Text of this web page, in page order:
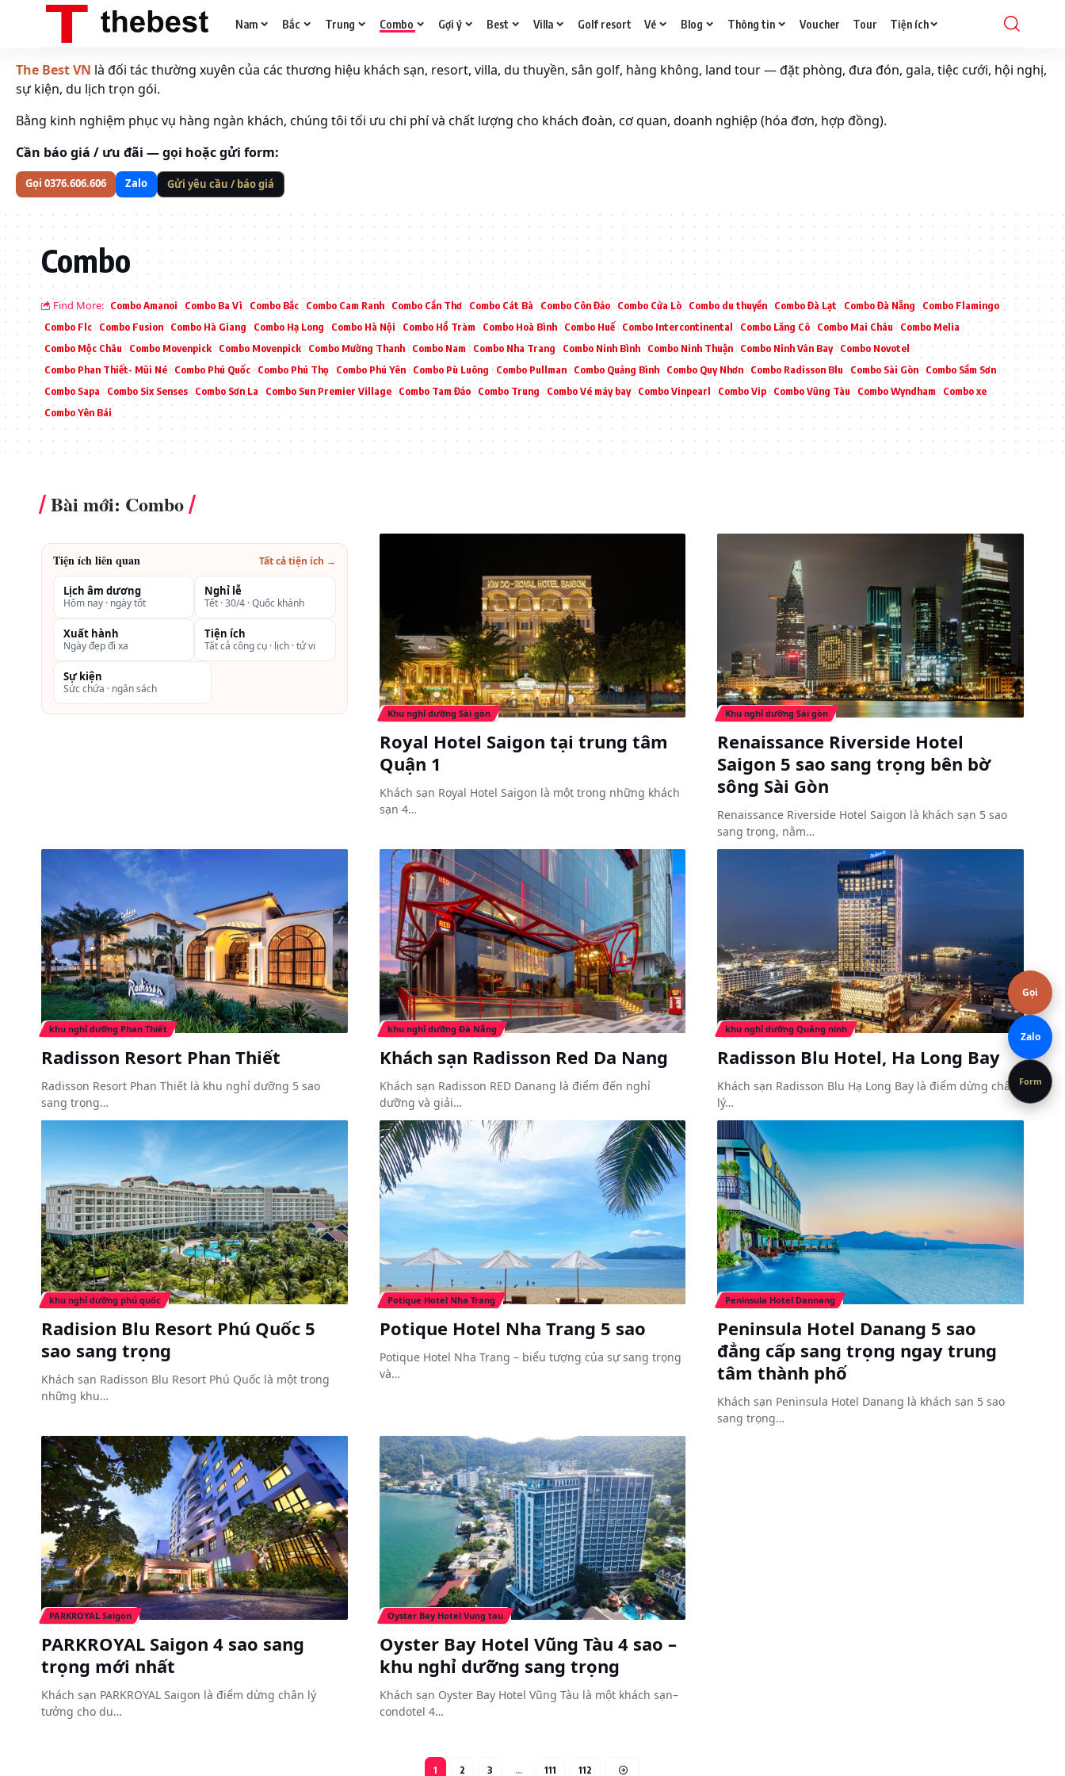
Nam Bắc Trung Combo Gợi ý Best Villa Golf resort Vé Blog Thông tin Voucher Tour Tiện ích
The Best VN là đối tác thường xuyên của các thương hiệu khách sạn, resort, villa, du thuyền, sân golf, hàng không, land tour — đặt phòng, đưa đón, gala, tiệc cưới, hội nghị,
sự kiện, du lịch trọn gói.
Bằng kinh nghiệm phục vụ hàng ngàn khách, chúng tôi tối ưu chi phí và chất lượng cho khách đoàn, cơ quan, doanh nghiệp (hóa đơn, hợp đồng).
Cần báo giá / ưu đãi — gọi hoặc gửi form:
Gọi 0376.606.606 Zalo Gửi yêu cầu / báo giá
Combo
Find More: Combo Amanoi Combo Ba Vì Combo Bắc Combo Cam Ranh Combo Cần Thơ Combo Cát Bà Combo Côn Đảo Combo Cửa Lò Combo du thuyền Combo Đà Lạt Combo Đà Nẵng
Combo Flamingo
Combo Flc
Combo Fusion Combo Hà Giang Combo Hạ Long Combo Hà Nội Combo Hồ Tràm Combo Hoà Bình Combo Huế Combo Intercontinental Combo Lăng Cô Combo Mai Châu
Combo Melia
Combo Mộc Châu
Combo Movenpick Combo Movenpick Combo Mường Thanh Combo Nam Combo Nha Trang Combo Ninh Bình Combo Ninh Thuận Combo Ninh Vân Bay
Combo Novotel
Combo Phan Thiết- Mũi Né
Combo Phú Quốc Combo Phú Thọ Combo Phú Yên Combo Pù Luông Combo Pullman Combo Quảng Bình Combo Quy Nhơn Combo Radisson Blu Combo Sài Gòn
Combo Sầm Sơn
Combo Sapa
Combo Six Senses Combo Sơn La Combo Sun Premier Village Combo Tam Đảo Combo Trung Combo Vé máy bay Combo Vinpearl Combo Vip Combo Vũng Tàu Combo Wyndham
Combo xe
Combo Yên Bái
Bài mới: Combo
Tiện ích liên quan Tất cả tiện ích →
Lịch âm dương
Hôm nay · ngày tốt
Nghỉ lễ
Tết · 30/4 · Quốc khánh
Xuất hành
Ngày đẹp đi xa
Tiện ích
Tất cả công cụ · lịch · tử vi
Sự kiện
Sức chứa · ngân sách
Khu nghỉ dưỡng Sài gòn
Royal Hotel Saigon tại trung tâm
Quận 1
Khách sạn Royal Hotel Saigon là một trong những khách
sạn 4…
Khu nghỉ dưỡng Sài gòn
Renaissance Riverside Hotel
Saigon 5 sao sang trọng bên bờ
sông Sài Gòn
Renaissance Riverside Hotel Saigon là khách sạn 5 sao
sang trọng, nằm…
khu nghỉ dưỡng Phan Thiết
Radisson Resort Phan Thiết
Radisson Resort Phan Thiết là khu nghỉ dưỡng 5 sao
sang trọng…
khu nghỉ dưỡng Đà Nẵng
Khách sạn Radisson Red Da Nang
Khách sạn Radisson RED Danang là điểm đến nghỉ
dưỡng và giải…
khu nghỉ dưỡng Quảng ninh
Radisson Blu Hotel, Ha Long Bay
Khách sạn Radisson Blu Hạ Long Bay là điểm dừng chân
lý…
khu nghỉ dưỡng phú quốc
Radision Blu Resort Phú Quốc 5
sao sang trọng
Khách sạn Radisson Blu Resort Phú Quốc là một trong
những khu…
Potique Hotel Nha Trang
Potique Hotel Nha Trang 5 sao
Potique Hotel Nha Trang – biểu tượng của sự sang trọng
và…
Peninsula Hotel Dannang
Peninsula Hotel Danang 5 sao
đẳng cấp sang trọng ngay trung
tâm thành phố
Khách sạn Peninsula Hotel Danang là khách sạn 5 sao
sang trọng…
PARKROYAL Saigon
PARKROYAL Saigon 4 sao sang
trọng mới nhất
Khách sạn PARKROYAL Saigon là điểm dừng chân lý
tưởng cho du…
Oyster Bay Hotel Vung tau
Oyster Bay Hotel Vũng Tàu 4 sao –
khu nghỉ dưỡng sang trọng
Khách sạn Oyster Bay Hotel Vũng Tàu là một khách sạn–
condotel 4…
1 2 3 … 111 112
Gọi
Zalo
Form